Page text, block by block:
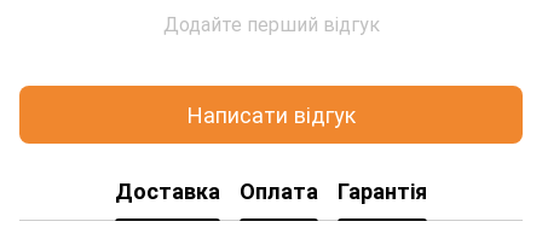
Додайте перший відгук
Написати відгук
Доставка Оплата Гарантія